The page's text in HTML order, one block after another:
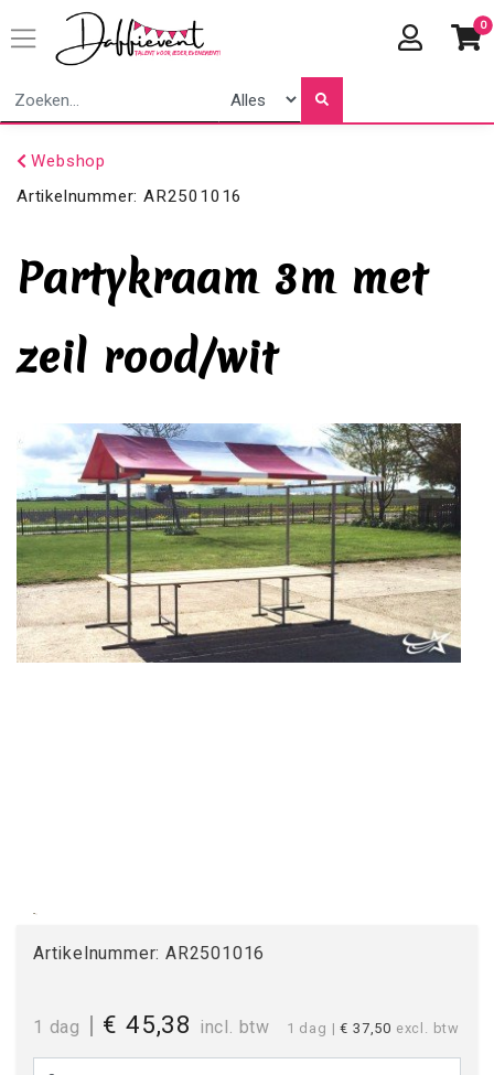
0
Webshop
Artikelnummer: AR2501016
Partykraam 3m met
zeil rood/wit
Artikelnummer: AR2501016
1 dag | € 45,38 incl. btw 1 dag | € 37,50 excl. btw